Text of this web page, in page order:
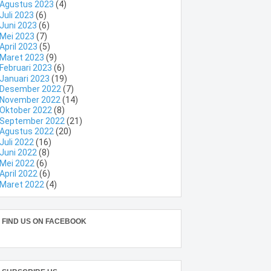
Agustus 2023 (4)
Juli 2023 (6)
Juni 2023 (6)
Mei 2023 (7)
April 2023 (5)
Maret 2023 (9)
Februari 2023 (6)
Januari 2023 (19)
Desember 2022 (7)
November 2022 (14)
Oktober 2022 (8)
September 2022 (21)
Agustus 2022 (20)
Juli 2022 (16)
Juni 2022 (8)
Mei 2022 (6)
April 2022 (6)
Maret 2022 (4)
FIND US ON FACEBOOK